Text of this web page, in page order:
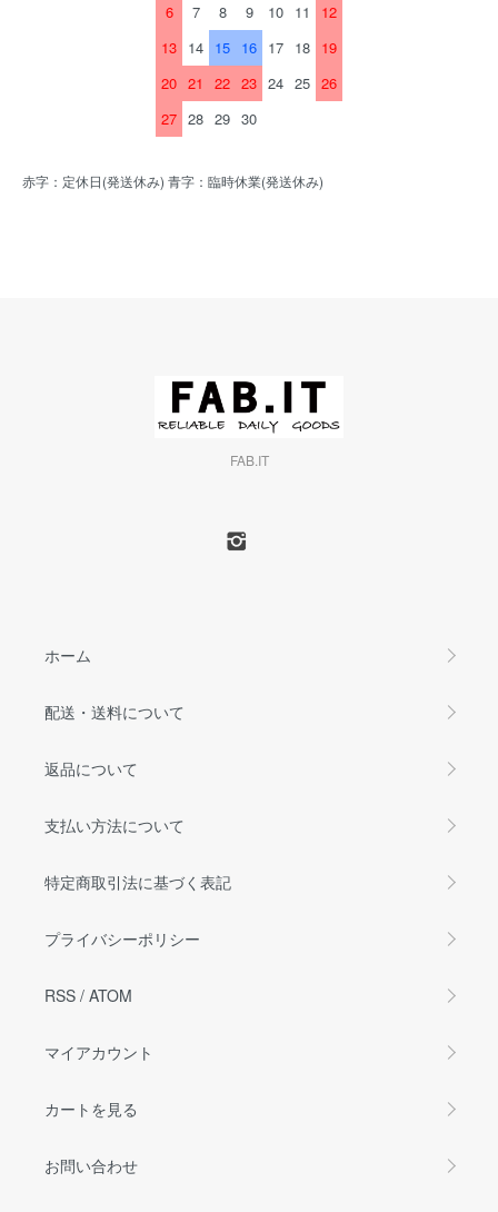
6
7 8 9 10 11
12
13 14 15 16 17 18 19
20 21 22 23 24 25 26
27 28 29 30
赤字：定休日(発送休み) 青字：臨時休業(発送休み)
FAB.IT
ホーム
配送・送料について
返品について
支払い方法について
特定商取引法に基づく表記
プライバシーポリシー
RSS / ATOM
マイアカウント
カートを見る
お問い合わせ